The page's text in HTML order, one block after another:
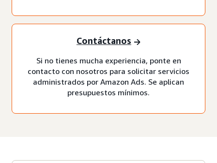
Contáctanos
Si no tienes mucha experiencia, ponte en
contacto con nosotros para solicitar servicios
administrados por Amazon Ads. Se aplican
presupuestos mínimos.